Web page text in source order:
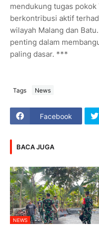
mendukung tugas pokok
berkontribusi aktif
wilayah Malang dan
penting dalam
paling dasar. ***
Tags News
Facebook
BACA JUGA
NEWS